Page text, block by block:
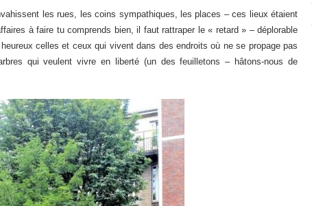
les rues, les coins sympathiques, les places – ces lieux étaient
à faire tu comprends bien, il faut rattraper le « retard » – déplorable
celles et ceux qui vivent dans des endroits où ne se propage pas
qui veulent vivre en liberté (un des feuilletons – hâtons-nous de